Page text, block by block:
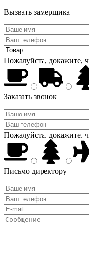
Вызвать замерщика
Пожалуйста, докажите,
Заказать звонок
Пожалуйста, докажите,
Письмо директору